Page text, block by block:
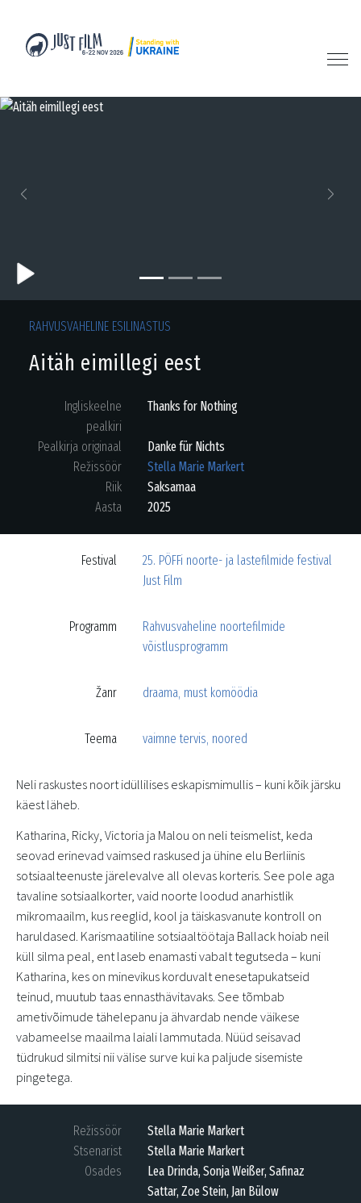
RAHVUSVAHELINE ESILINASTUS
Aitäh eimillegi eest
Ingliskeelne
pealkiri
Thanks for Nothing
Pealkirja originaal
Danke für Nichts
Režissöör
Stella Marie Markert
Riik
Saksamaa
Aasta
2025
Festival
25. PÖFFi noorte- ja lastefilmide festival
Just Film
Programm
Rahvusvaheline noortefilmide
võistlusprogramm
Žanr draama, must komöödia
Teema vaimne tervis, noored
Neli raskustes noort idüllilises eskapismimullis – kuni kõik järsku
käest läheb.
Katharina, Ricky, Victoria ja Malou on neli teismelist, keda
seovad erinevad vaimsed raskused ja ühine elu Berliinis
sotsiaalteenuste järelevalve all olevas korteris. See pole aga
tavaline sotsiaalkorter, vaid noorte loodud anarhistlik
mikromaailm, kus reeglid, kool ja täiskasvanute kontroll on
haruldased. Karismaatiline sotsiaaltöötaja Ballack hoiab neil
küll silma peal, ent laseb enamasti vabalt tegutseda – kuni
Katharina, kes on minevikus korduvalt enesetapukatseid
teinud, muutub taas ennasthävitavaks. See tõmbab
ametivõimude tähelepanu ja ähvardab nende väikese
vabameelse maailma laiali lammutada. Nüüd seisavad
tüdrukud silmitsi nii välise surve kui ka paljude sisemiste
pingetega.
Režissöör
Stella Marie Markert
Stsenarist
Stella Marie Markert
Osades
Lea Drinda, Sonja Weißer, Safinaz
Sattar, Zoe Stein, Jan Bülow